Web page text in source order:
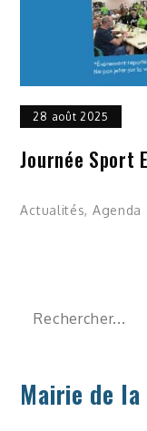
28 août 2025
Journée Sport
Actualités, Agenda
Rechercher
Mairie de